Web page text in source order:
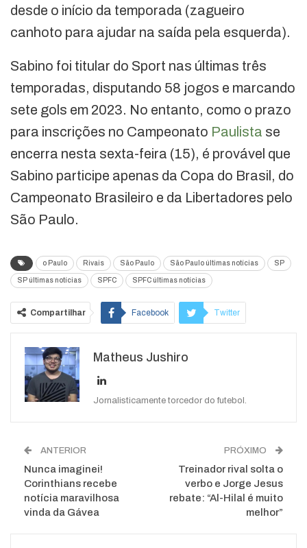
desde o início da temporada (zagueiro
canhoto para ajudar na saída pela esquerda).
Sabino foi titular do Sport nas últimas três
temporadas, disputando 58 jogos e marcando
sete gols em 2023. No entanto, como o prazo
para inscrições no Campeonato Paulista se
encerra nesta sexta-feira (15), é provável que
Sabino participe apenas da Copa do Brasil, do
Campeonato Brasileiro e da Libertadores pelo
São Paulo.
o Paulo Rivais São Paulo São Paulo últimas notícias SP
SP últimas notícias SPFC SPFC últimas notícias
Compartilhar Facebook Twitter
WhatsApp
Matheus Jushiro
Jornalisticamente torcedor do futebol.
ANTERIOR
Nunca imaginei!
Corinthians recebe
notícia maravilhosa
vinda da Gávea
PRÓXIMO
Treinador rival solta o
verbo e Jorge Jesus
rebate: “Al-Hilal é muito
melhor”